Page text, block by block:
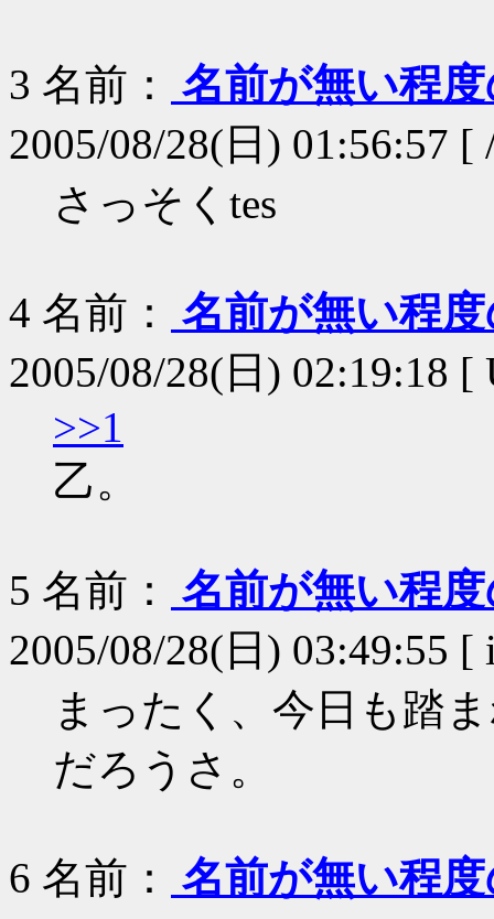
3 名前：
名前が無い程
2005/08/28(日) 01:56:57 [
さっそくtes
4 名前：
名前が無い程
2005/08/28(日) 02:19:18 [
>>1
乙。
5 名前：
名前が無い程
2005/08/28(日) 03:49:55 [
まったく、今日も踏
だろうさ。
6 名前：
名前が無い程